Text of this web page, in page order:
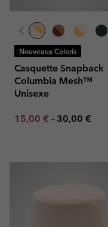
Nouveaux Coloris
Casquette Snapback
Columbia Mesh™
Unisexe
Minimum sale price:
15,00 € - Maximum
30,00 €